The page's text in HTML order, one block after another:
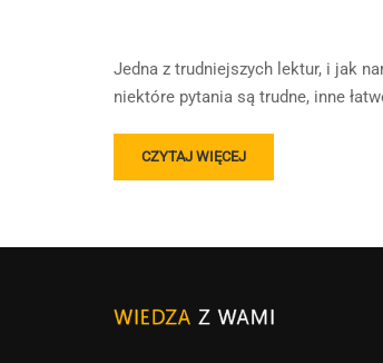
Jedna z trudniejszych lektur, i jak
niektóre pytania są trudne, inne
READ
MORE
CZ.
CZYTAJ WIĘCEJ